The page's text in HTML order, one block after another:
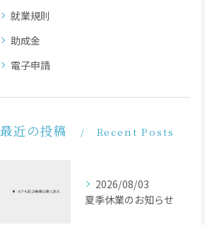
就業規則
助成金
電子申請
最近の投稿 Recent Posts
2026/08/03
夏季休業のお知らせ